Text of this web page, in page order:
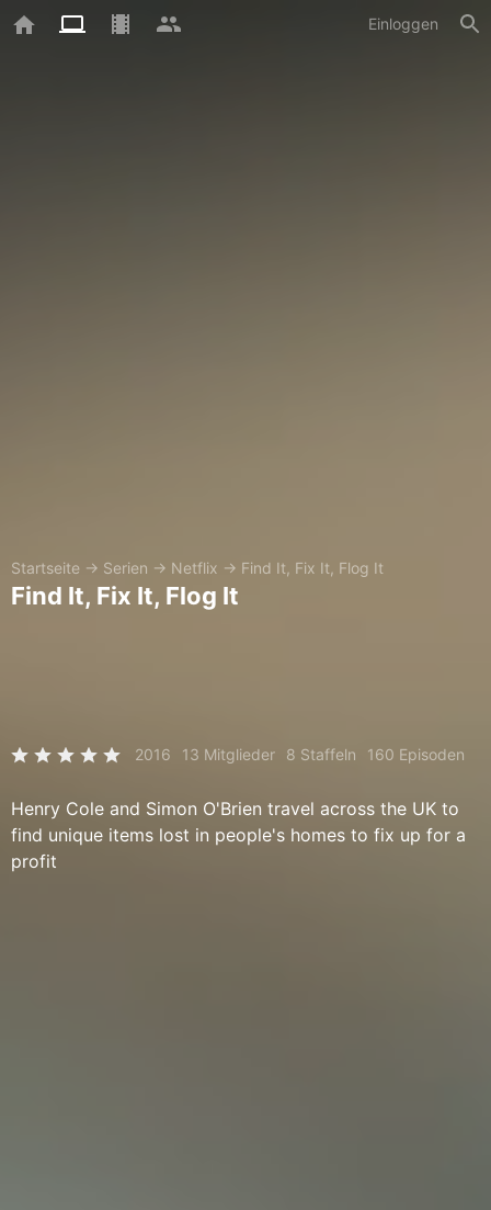
Einloggen
Startseite → Serien → Netflix → Find It, Fix It, Flog It
Find It, Fix It, Flog It
2016 13 Mitglieder 8 Staffeln 160 Episoden
Henry Cole and Simon O'Brien travel across the UK to
find unique items lost in people's homes to fix up for a
profit